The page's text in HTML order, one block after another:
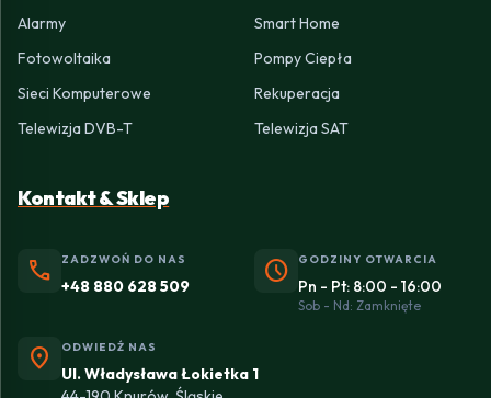
Alarmy
Smart Home
Fotowoltaika
Pompy Ciepła
Sieci Komputerowe
Rekuperacja
Telewizja DVB-T
Telewizja SAT
Kontakt & Sklep
phone ZADZWOŃ DO NAS
+48 880 628 509 schedule GODZINY OTWARCIA
Pn - Pt: 8:00 - 16:00
Sob - Nd: Zamknięte
location_on ODWIEDŹ NAS
Ul. Władysława Łokietka 1